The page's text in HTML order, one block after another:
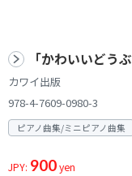
「かわいいどう
カワイ出版
978-4-7609-0980-3
ピアノ曲集/ミニピアノ曲集
JPY: 900yen